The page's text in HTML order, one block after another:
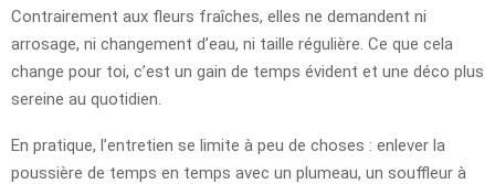
Contrairement aux fleurs fraîches, elles ne demandent ni
arrosage, ni changement d’eau, ni taille régulière. Ce que cela
change pour toi, c’est un gain de temps évident et une déco plus
sereine au quotidien.
En pratique, l’entretien se limite à peu de choses : enlever la
poussière de temps en temps avec un plumeau, un souffleur à